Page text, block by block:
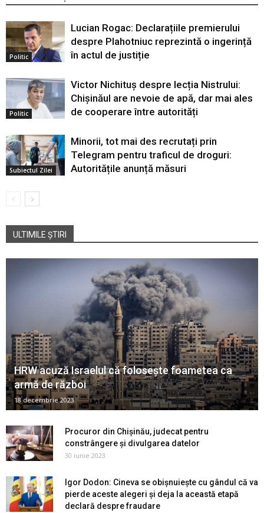
Politic
Lucian Rogac: Declarațiile premierului
despre Plahotniuc reprezintă o ingerință
în actul de justiție
Politic
Victor Nichituș despre lecția Nistrului:
Chișinăul are nevoie de apă, dar mai ales
de cooperare între autorități
Subiectul Zilei
Minorii, tot mai des recrutați prin
Telegram pentru traficul de droguri:
Autoritățile anunță măsuri
ULTIMILE ȘTIRI
HRW acuză Israelul că folosește foametea ca
armă de război
18 decembrie 2023
Procuror din Chișinău, judecat pentru
constrângere și divulgarea datelor
30 iunie 2023
Igor Dodon: Cineva se obișnuiește cu gândul că va
pierde aceste alegeri și deja la această etapă
declară despre fraudare